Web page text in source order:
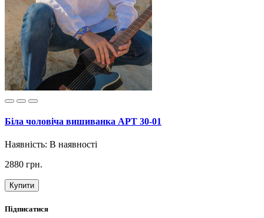
Біла чоловіча вишиванка АРТ 30-01
Наявність: В наявності
2880 грн.
Купити
Підписатися